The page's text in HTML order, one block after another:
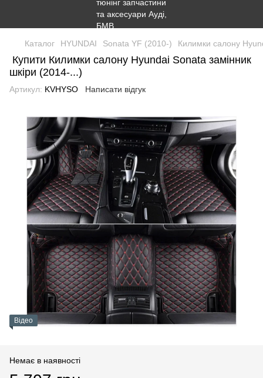
Каталог HYUNDAI Sonata YF (2010-) Килимки салону
Купити Килимки салону Hyundai Sonata замінник
шкіри (2014-...)
Артикул: KVHYSO Написати відгук
Відео
Немає в наявності